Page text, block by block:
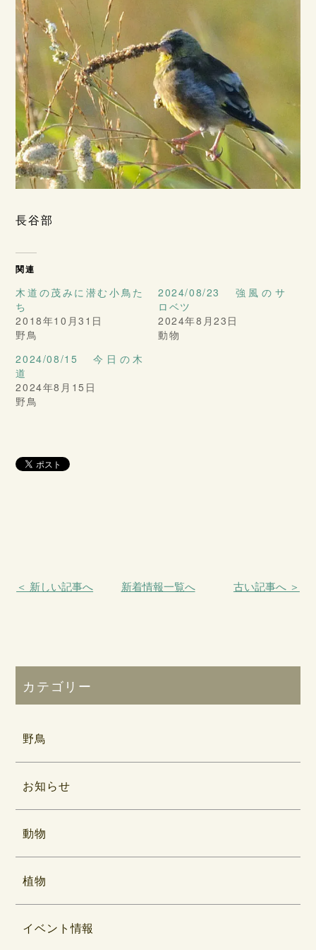
長谷部
関連
木道の茂みに潜む小鳥た
ち
2018年10月31日
野鳥
2024/08/23 強風のサ
ロベツ
2024年8月23日
動物
2024/08/15 今日の木
道
2024年8月15日
野鳥
＜ 新しい記事へ 新着情報一覧へ 古い記事へ ＞
カテゴリー
野鳥
お知らせ
動物
植物
イベント情報